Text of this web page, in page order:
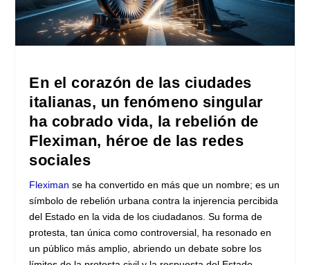
En el corazón de las ciudades
italianas, un fenómeno singular
ha cobrado vida, la rebelión de
Fleximan, héroe de las redes
sociales
Fleximan se ha convertido en más que un nombre; es un
símbolo de rebelión urbana contra la injerencia percibida
del Estado en la vida de los ciudadanos. Su forma de
protesta, tan única como controversial, ha resonado en
un público más amplio, abriendo un debate sobre los